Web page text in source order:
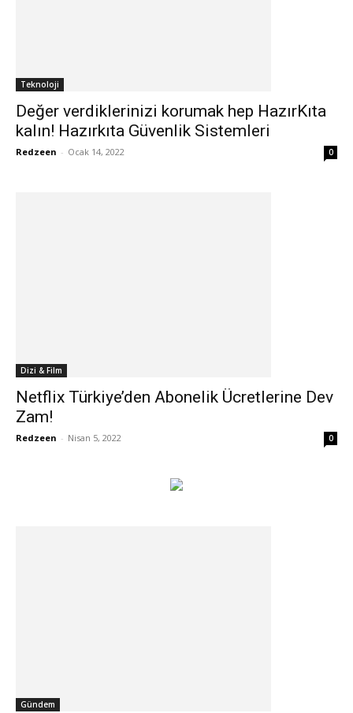
Teknoloji
Değer verdiklerinizi korumak hep HazırKıta
kalın! Hazırkıta Güvenlik Sistemleri
Redzeen - Ocak 14, 2022 0
Dizi & Film
Netflix Türkiye’den Abonelik Ücretlerine Dev
Zam!
Redzeen - Nisan 5, 2022 0
Gündem